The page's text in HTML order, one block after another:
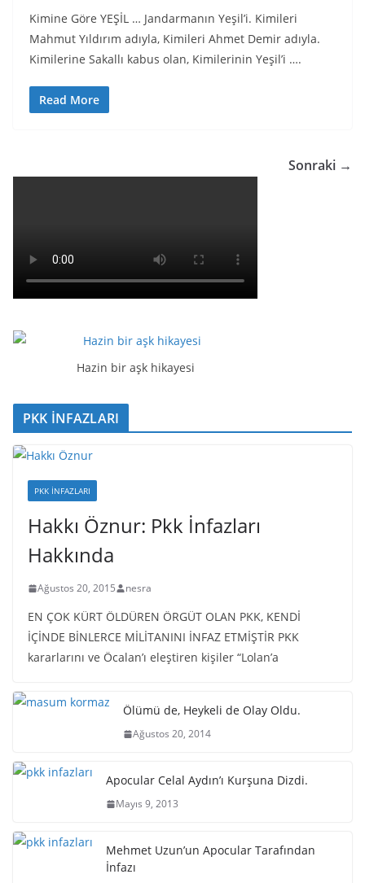
Kimine Göre YEŞİL … Jandarmanın Yeşil’i. Kimileri
Mahmut Yıldırım adıyla, Kimileri Ahmet Demir adıyla.
Kimilerine Sakallı kabus olan, Kimilerinin Yeşil’i ….
Read More
Sonraki →
Hazin bir aşk hikayesi
PKK İNFAZLARI
PKK İNFAZLARI
Hakkı Öznur: Pkk İnfazları
Hakkında
Ağustos 20, 2015 nesra
EN ÇOK KÜRT ÖLDÜREN ÖRGÜT OLAN PKK, KENDİ
İÇİNDE BİNLERCE MİLİTANINI İNFAZ ETMİŞTİR PKK
kararlarını ve Öcalan’ı eleştiren kişiler “Lolan’a
Ölümü de, Heykeli de Olay Oldu.
Ağustos 20, 2014
Apocular Celal Aydın’ı Kurşuna Dizdi.
Mayıs 9, 2013
Mehmet Uzun’un Apocular Tarafından
İnfazı